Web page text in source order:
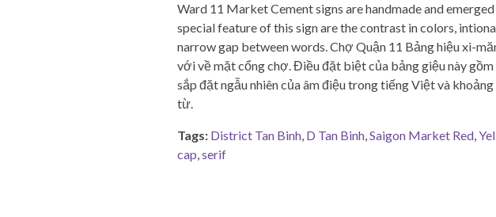
Ward 11 Market Cement signs are handmade and
special feature of this sign are the contrast in colors,
narrow gap between words. Chợ Quận 11 Bảng hiệu xi-
với về mặt cổng chợ. Điều đặt biệt của bảng giệu này
sắp đặt ngẫu nhiên của âm điệu trong tiếng Việt và
từ.
Tags: District Tan Binh, D Tan Binh,Saigon Market Red,
cap,serif